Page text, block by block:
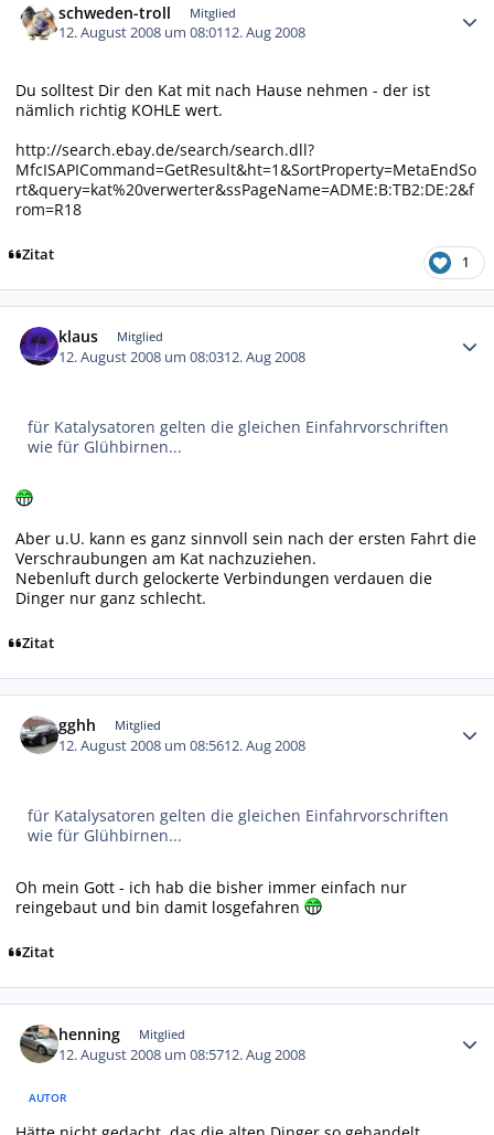
schweden-troll Mitglied
12. August 2008 um 08:0112. Aug 2008
Du solltest Dir den Kat mit nach Hause nehmen - der ist
nämlich richtig KOHLE wert.
http://search.ebay.de/search/search.dll?
MfcISAPICommand=GetResult&ht=1&SortProperty=MetaEndSo
rt&query=kat%20verwerter&ssPageName=ADME:B:TB2:DE:2&f
rom=R18
Zitat 1
klaus Mitglied
12. August 2008 um 08:0312. Aug 2008
für Katalysatoren gelten die gleichen Einfahrvorschriften
wie für Glühbirnen...
Aber u.U. kann es ganz sinnvoll sein nach der ersten Fahrt die
Verschraubungen am Kat nachzuziehen.
Nebenluft durch gelockerte Verbindungen verdauen die
Dinger nur ganz schlecht.
Zitat
gghh Mitglied
12. August 2008 um 08:5612. Aug 2008
für Katalysatoren gelten die gleichen Einfahrvorschriften
wie für Glühbirnen...
Oh mein Gott - ich hab die bisher immer einfach nur
reingebaut und bin damit losgefahren
Zitat
henning Mitglied
12. August 2008 um 08:5712. Aug 2008
AUTOR